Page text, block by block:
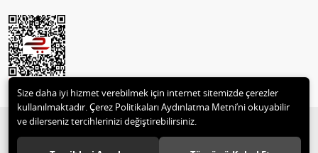
© 2018 2 M MUTLULAR TEKSTİL ve MOTORSİKLET PAZ.TİC. 05332496129
Tüm hakları saklıdır.
Size daha iyi hizmet verebilmek için internet sitemizde çerezler
kullanılmaktadır. Çerez Politikaları Aydınlatma Metni’ni okuyabilir
ve dilerseniz tercihlerinizi değiştirebilirsiniz.